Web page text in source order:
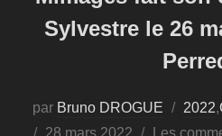
Sylvestre le 26
par Bruno DROGUE 2022,
Publié
28 mars 2022 Les